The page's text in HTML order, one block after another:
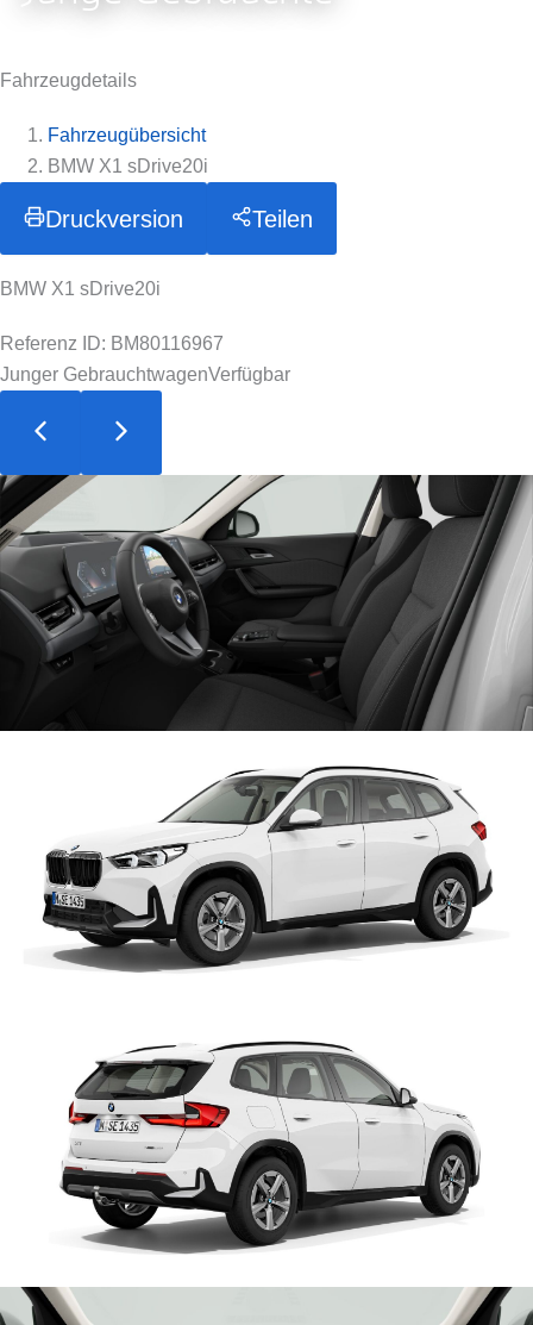
Fahrzeugdetails
Fahrzeugübersicht
BMW X1 sDrive20i
Druckversion Teilen
BMW X1 sDrive20i
Referenz ID: BM80116967
Junger GebrauchtwagenVerfügbar